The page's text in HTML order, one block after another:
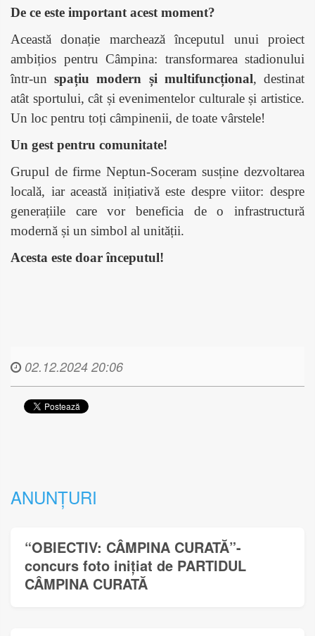
De ce este important acest moment?
Această donație marchează începutul unui proiect
ambițios pentru Câmpina: transformarea stadionului
într-unspațiu modern și multifuncțional, destinat
atât sportului, cât și evenimentelor culturale și artistice.
Un loc pentru toți câmpinenii, de toate vârstele!
Un gest pentru comunitate!
Grupul de firme Neptun-Soceram susține dezvoltarea
locală, iar această inițiativă este despre viitor: despre
generațiile care vor beneficia de o infrastructură
modernă și un simbol al unității.
Acesta este doar începutul!
02.12.2024 20:06
ANUNȚURI
“OBIECTIV: CÂMPINA CURATĂ”-
concurs foto inițiat de PARTIDUL
CÂMPINA CURATĂ